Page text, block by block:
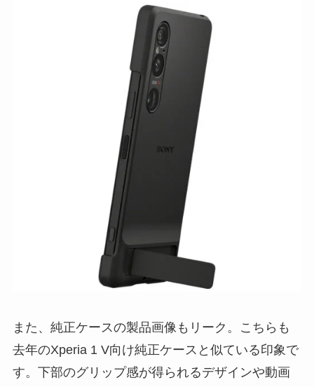
また、純正ケースの製品画像もリーク。こちらも
去年のXperia 1 V向け純正ケースと似ている印象で
す。下部のグリップ感が得られるデザインや動画